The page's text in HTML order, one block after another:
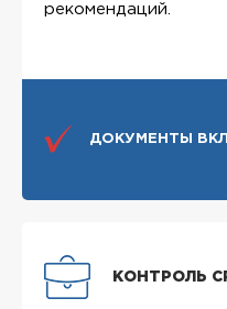
рекомендаций.
ДОКУМЕНТЫ
КОНТРОЛЬ